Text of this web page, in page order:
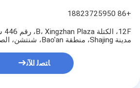
+86 18823725950
مدينة Shajing، منطقة Bao'an، شنتشن، الصين
ﺎﺘﺼﻟ ﺍﻶﻧ